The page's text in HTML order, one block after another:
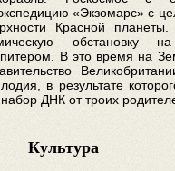
«Экзомарс» с
Красной
В это время на
в результате
ДНК от троих
Культура